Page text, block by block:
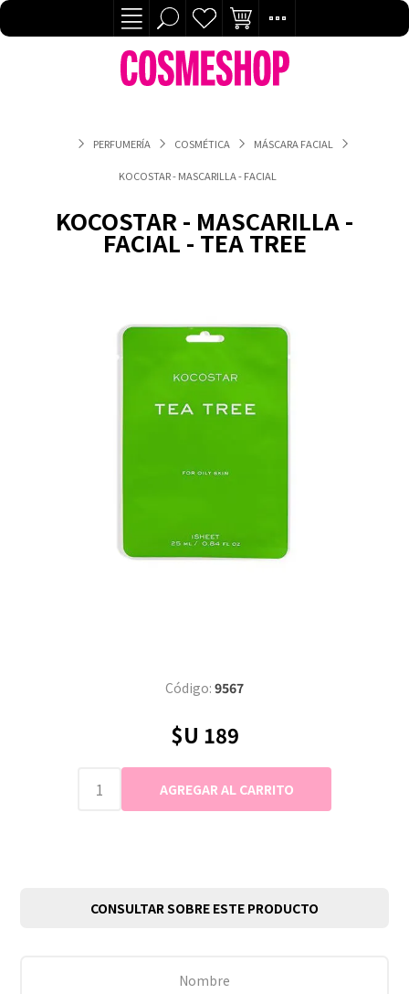
PERFUMERÍA COSMÉTICA MÁSCARA FACIAL
KOCOSTAR - MASCARILLA - FACIAL - TEA TREE
KOCOSTAR - MASCARILLA -
FACIAL - TEA TREE
Código: 9567
$U 189
CONSULTAR SOBRE ESTE PRODUCTO
Nombre